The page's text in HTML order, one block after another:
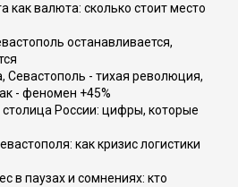
как валюта: сколько стоит место
останавливается,
Севастополь - тихая революция,
- феномен +45%
России: цифры, которые
как кризис логистики
в паузах и сомнениях: кто